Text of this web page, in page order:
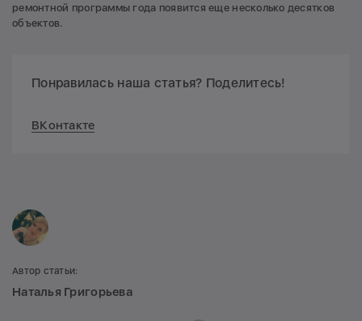
ремонтной программы года появится еще несколько десятков
объектов.
Понравилась наша статья? Поделитесь!
ВКонтакте
Автор статьи:
Наталья Григорьева